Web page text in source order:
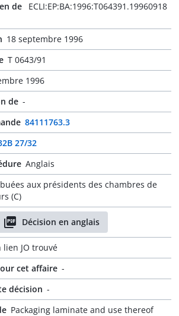
de
ECLI:EP:BA:1996:T064391.19960918
18 septembre 1996
T 0643/91
1996
de -
84111763.3
27/32
Anglais
aux présidents des chambres de
(C)
Décision en anglais
lien JO trouvé
cet affaire -
décision -
Packaging laminate and use thereof